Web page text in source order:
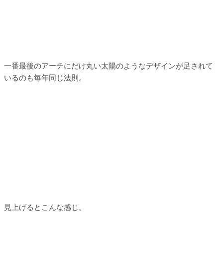
一番最後のアーチにだけ丸い太陽のようなデザインが足されて
いるのも毎年同じ法則。
見上げるとこんな感じ。